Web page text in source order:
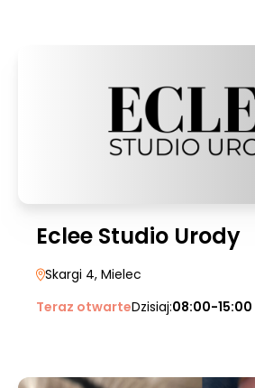
Eclee Studio Urody
Skargi 4, Mielec
Teraz otwarteDzisiaj:08:00-15:00